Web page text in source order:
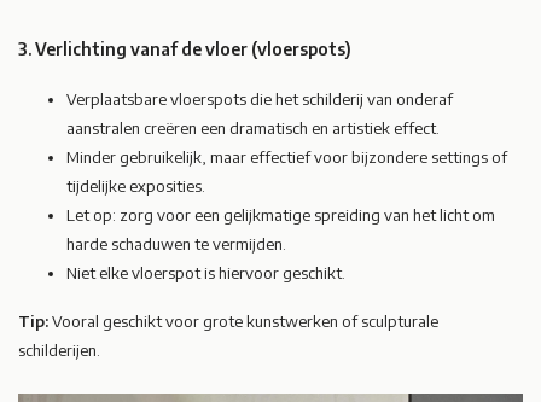
3. Verlichting vanaf de vloer (vloerspots)
Verplaatsbare vloerspots die het schilderij van onderaf
aanstralen creëren een dramatisch en artistiek effect.
Minder gebruikelijk, maar effectief voor bijzondere settings of
tijdelijke exposities.
Let op: zorg voor een gelijkmatige spreiding van het licht om
harde schaduwen te vermijden.
Niet elke vloerspot is hiervoor geschikt.
Tip:Vooral geschikt voor grote kunstwerken of sculpturale
schilderijen.